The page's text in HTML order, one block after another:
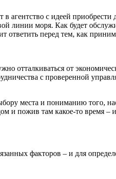
агентство с идеей
линии моря. Как будет
ответить перед тем, как
отталкиваться от
с проверенной
места и пониманию того,
и пожив там какое-то время
факторов – и для